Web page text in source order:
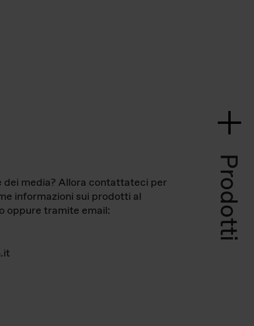
Prodotti
dei media? Allora contattateci per
informazioni sui prodotti al
oppure tramite email: